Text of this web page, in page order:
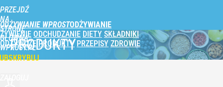
PRZEJDŹ
NA
STRONĘ
GŁÓWNĄ
WPROST.PL
ODŻYWIANIE WPROST
ŻYWIENIE ODCHUDZANIE DIETY SKŁADNIKI
ODŻYWCZE PRODUKTY PRZEPISY ZDROWIE
PRODUKTY